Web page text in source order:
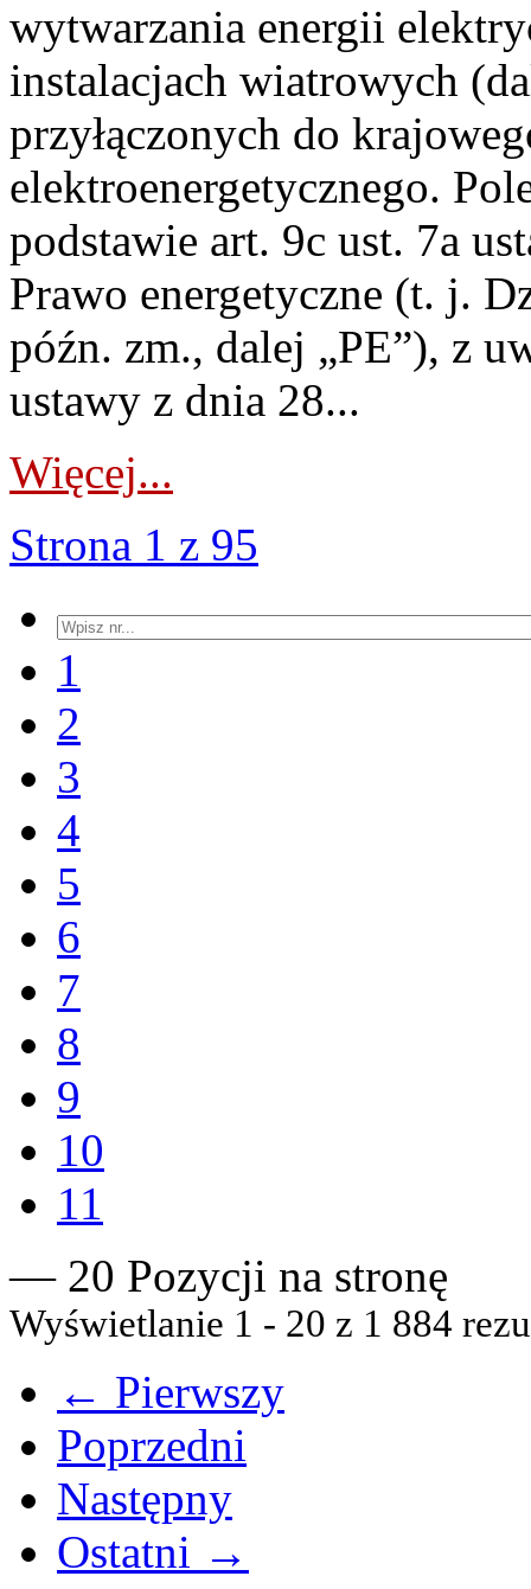
wytwarzania energii
instalacjach wiatrowych
przyłączonych do
elektroenergetycznego.
podstawie art. 9c ust. 7a
Prawo energetyczne (t. j.
późn. zm., dalej „PE”), z
ustawy z dnia 28...
Więcej...
Strona 1 z 95
1
2
3
4
5
6
7
8
9
10
11
— 20 Pozycji na stronę
Wyświetlanie 1 - 20 z 1 884
← Pierwszy
Poprzedni
Następny
Ostatni →